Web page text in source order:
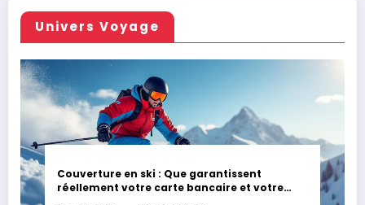
Univers Voyage
Couverture en ski : Que garantissent
réellement votre carte bancaire et votre